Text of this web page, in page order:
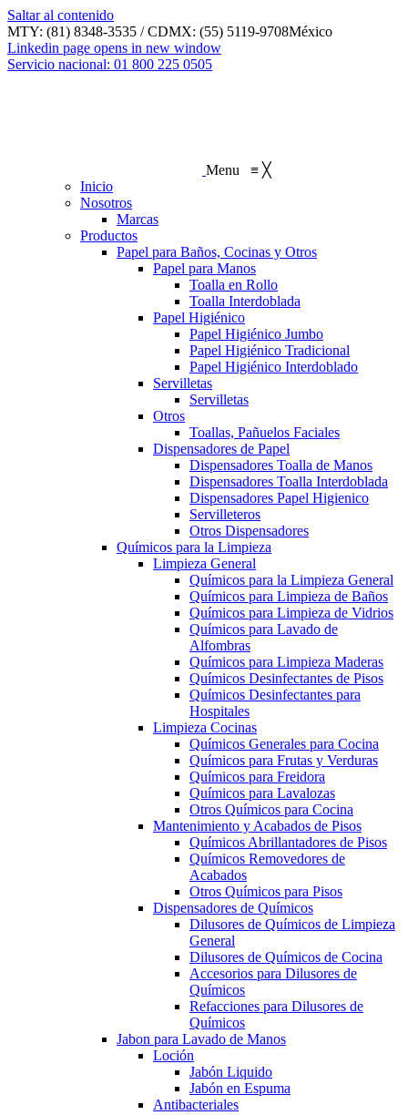
Saltar al contenido
MTY: (81) 8348-3535 / CDMX: (55) 5119-9708México
Linkedin page opens in new window
Servicio nacional: 01 800 225 0505
Menu ≡ ╳
Inicio
Nosotros
Marcas
Productos
Papel para Baños, Cocinas y Otros
Papel para Manos
Toalla en Rollo
Toalla Interdoblada
Papel Higiénico
Papel Higiénico Jumbo
Papel Higiénico Tradicional
Papel Higiénico Interdoblado
Servilletas
Servilletas
Otros
Toallas, Pañuelos Faciales
Dispensadores de Papel
Dispensadores Toalla de Manos
Dispensadores Toalla Interdoblada
Dispensadores Papel Higienico
Servilleteros
Otros Dispensadores
Químicos para la Limpieza
Limpieza General
Químicos para la Limpieza General
Químicos para Limpieza de Baños
Químicos para Limpieza de Vidrios
Químicos para Lavado de
Alfombras
Químicos para Limpieza Maderas
Químicos Desinfectantes de Pisos
Químicos Desinfectantes para
Hospitales
Limpieza Cocinas
Químicos Generales para Cocina
Químicos para Frutas y Verduras
Químicos para Freidora
Químicos para Lavalozas
Otros Químicos para Cocina
Mantenimiento y Acabados de Pisos
Químicos Abrillantadores de Pisos
Químicos Removedores de
Acabados
Otros Químicos para Pisos
Dispensadores de Químicos
Dilusores de Químicos de Limpieza
General
Dilusores de Químicos de Cocina
Accesorios para Dilusores de
Químicos
Refacciones para Dilusores de
Químicos
Jabon para Lavado de Manos
Loción
Jabón Liquido
Jabón en Espuma
Antibacteriales